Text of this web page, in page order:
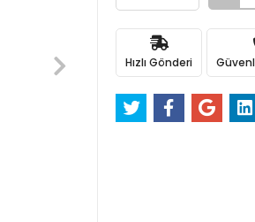
Hızlı Gönderi